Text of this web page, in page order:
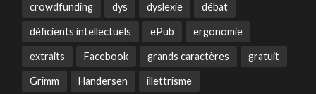
crowdfunding dys dyslexie débat
déficients intellectuels ePub ergonomie
extraits Facebook grands caractères gratuit
Grimm Handersen illettrisme